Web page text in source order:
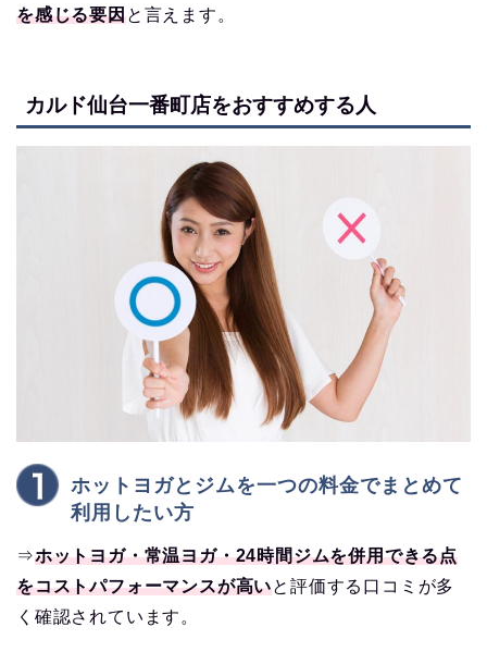
を感じる要因と言えます。
カルド仙台一番町店をおすすめする人
ホットヨガとジムを一つの料金でまとめて
利用したい方
⇒ホットヨガ・常温ヨガ・24時間ジムを併用できる点
をコストパフォーマンスが高いと評価する口コミが多
く確認されています。